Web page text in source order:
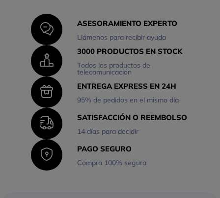
ASESORAMIENTO EXPERTO
Llámenos para recibir ayuda
3000 PRODUCTOS EN STOCK
Todos los productos de
telecomunicación
ENTREGA EXPRESS EN 24H
95% de pedidos en el mismo día
SATISFACCIÓN O REEMBOLSO
14 días para decidir
PAGO SEGURO
Compra 100% segura